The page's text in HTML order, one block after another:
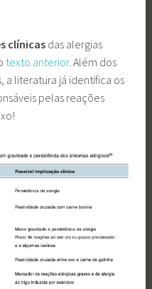
clínicas das alergias
texto anterior. Além dos
a literatura já identifica os
pelas reações